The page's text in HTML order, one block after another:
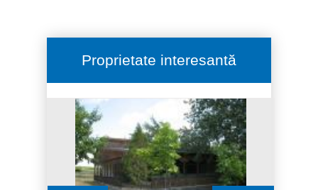
Proprietate interesantă